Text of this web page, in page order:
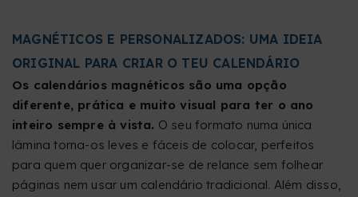
MAGNÉTICOS E PERSONALIZADOS: UMA IDEIA
ORIGINAL PARA CRIAR O TEU CALENDÁRIO
Os calendários magnéticos são uma opção
diferente, prática e muito visual para ter o ano
inteiro sempre à vista. O seu formato numa única
lâmina torna-os leves e fáceis de colocar, perfeitos
para quem quer organizar-se de relance sem folhear
páginas nem usar um calendário tradicional. Além disso,